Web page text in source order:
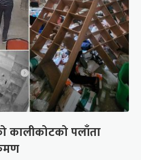
कालीकोटको पलाँता